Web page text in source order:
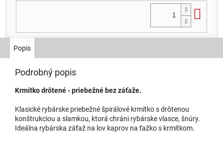
Popis
Podrobný popis
Krmítko drôtené - priebežné bez záťaže.
Klasické rybárske priebežné špirálové krmítko s drôtenou
konštrukciou a slamkou, ktorá chráni rybárske vlasce, šnúry.
Ideálna rybárska záťaž na lov kaprov na ťažko s krmítkom.